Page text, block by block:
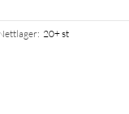
: 20+ st